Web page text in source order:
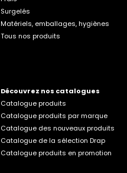
Surgelés
Matériels, emballages, hygiènes
Tous nos produits
Découvrez nos catalogues
Catalogue produits
Catalogue produits par marque
Catalogue des nouveaux produits
Catalogue de la sélection Drap
Catalogue produits en promotion